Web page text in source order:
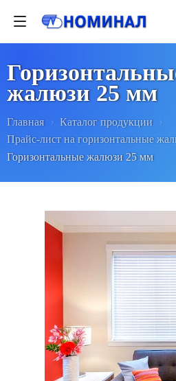
жалюзи 25 мм
Главная
Каталог продукции
Прайс-лист на горизонтальные
Горизонтальные жалюзи 25 мм